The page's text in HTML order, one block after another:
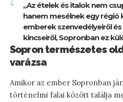
„Az ételek és italok nem
hanem mesélnek egy régió
emberek szenvedélyeiről
kincseiről, Sopronban ez
Sopron természetes
varázsa
Amikor az ember Sopronban
történelmi falai között találja